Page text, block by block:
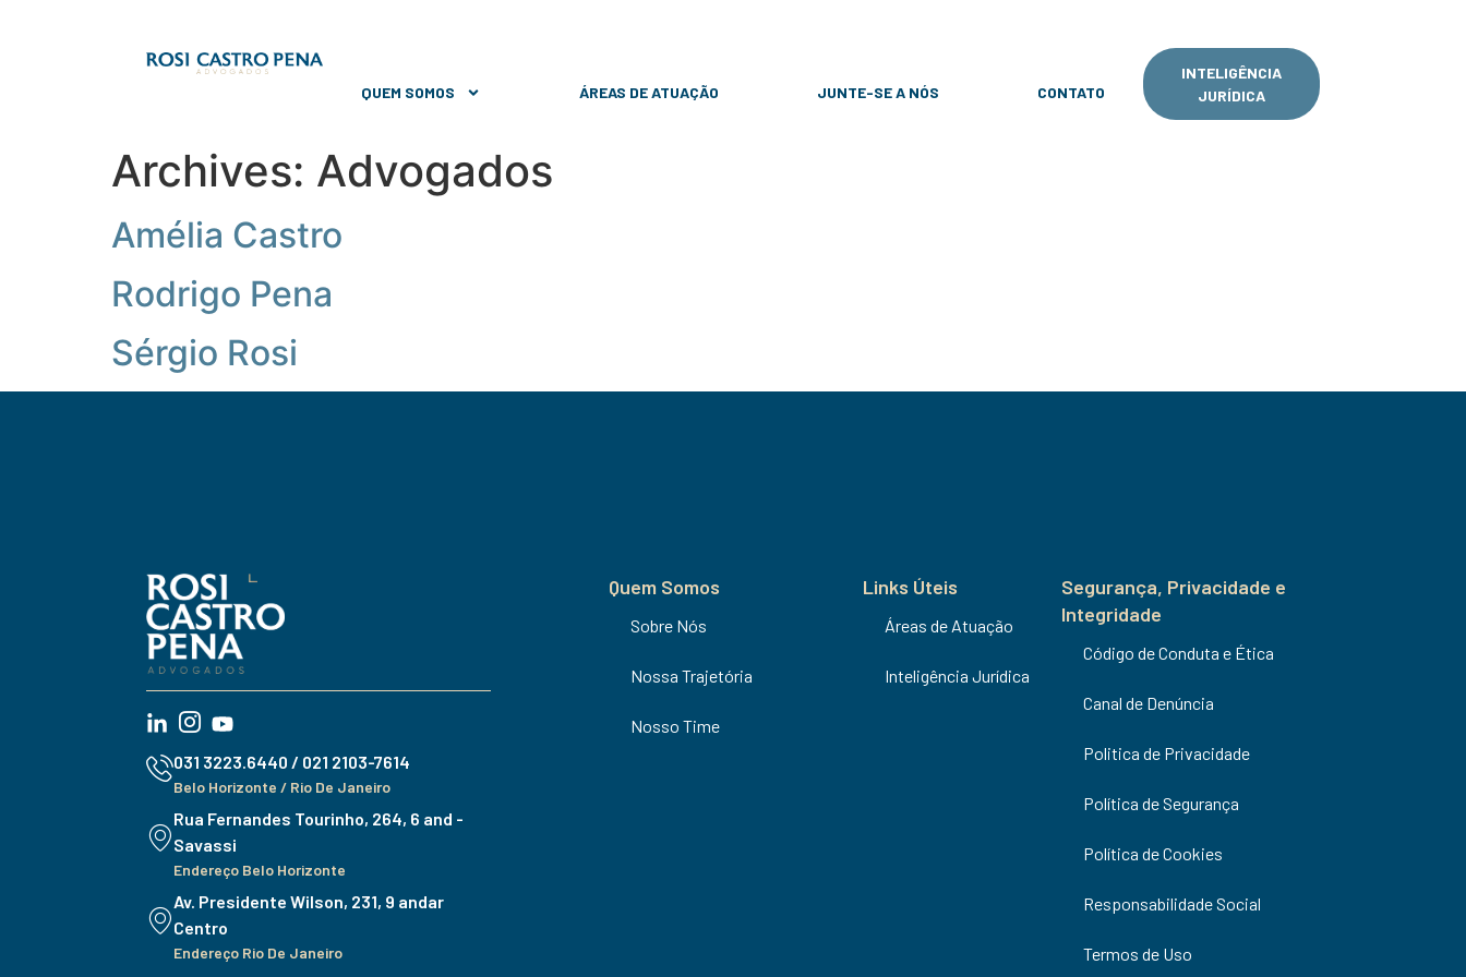
QUEM SOMOS ÁREAS DE ATUAÇÃO JUNTE-SE A NÓS CONTATO
INTELIGÊNCIA
JURÍDICA
Archives: Advogados
Amélia Castro
Rodrigo Pena
Sérgio Rosi
031 3223.6440 / 021 2103-7614
Belo Horizonte / Rio De Janeiro
Rua Fernandes Tourinho, 264, 6 and -
Savassi
Endereço Belo Horizonte
Av. Presidente Wilson, 231, 9 andar
Centro
Endereço Rio De Janeiro
Quem Somos
Sobre Nós
Nossa Trajetória
Nosso Time
Links Úteis
Áreas de Atuação
Inteligência Jurídica
Segurança, Privacidade e
Integridade
Código de Conduta e Ética
Canal de Denúncia
Politica de Privacidade
Política de Segurança
Política de Cookies
Responsabilidade Social
Termos de Uso